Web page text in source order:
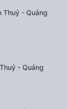
Thuỷ - Quảng
- Quảng